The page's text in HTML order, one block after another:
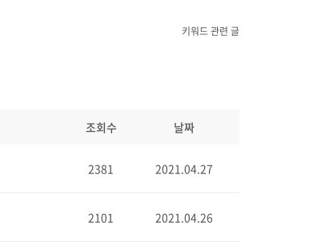
키워드 관련 글
조회수 날짜
2381 2021.04.27
2101 2021.04.26